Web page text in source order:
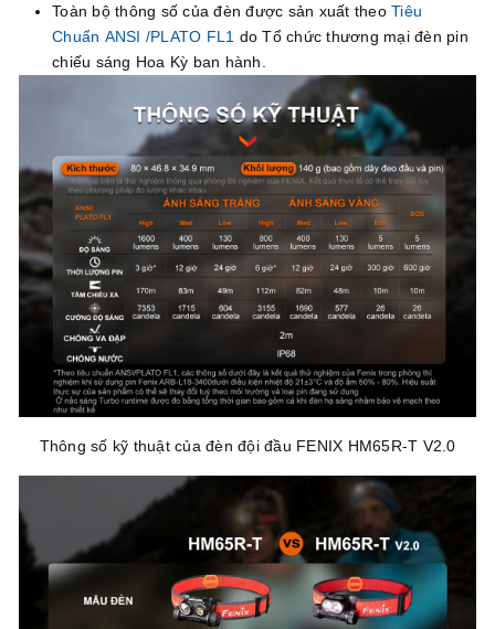
Toàn bộ thông số của đèn được sản xuất theo Tiêu
Chuẩn ANSI /PLATO FL1 do Tổ chức thương mại đèn pin
chiếu sáng Hoa Kỳ ban hành.
Thông số kỹ thuật của đèn đội đầu FENIX HM65R-T V2.0